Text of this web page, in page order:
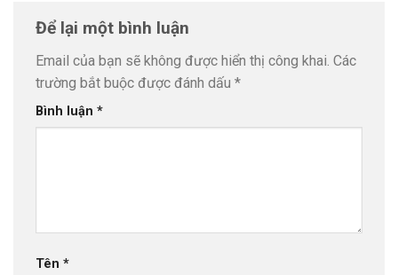
Để lại một bình luận
Email của bạn sẽ không được hiển thị công khai. Các
trường bắt buộc được đánh dấu *
Bình luận *
Tên *